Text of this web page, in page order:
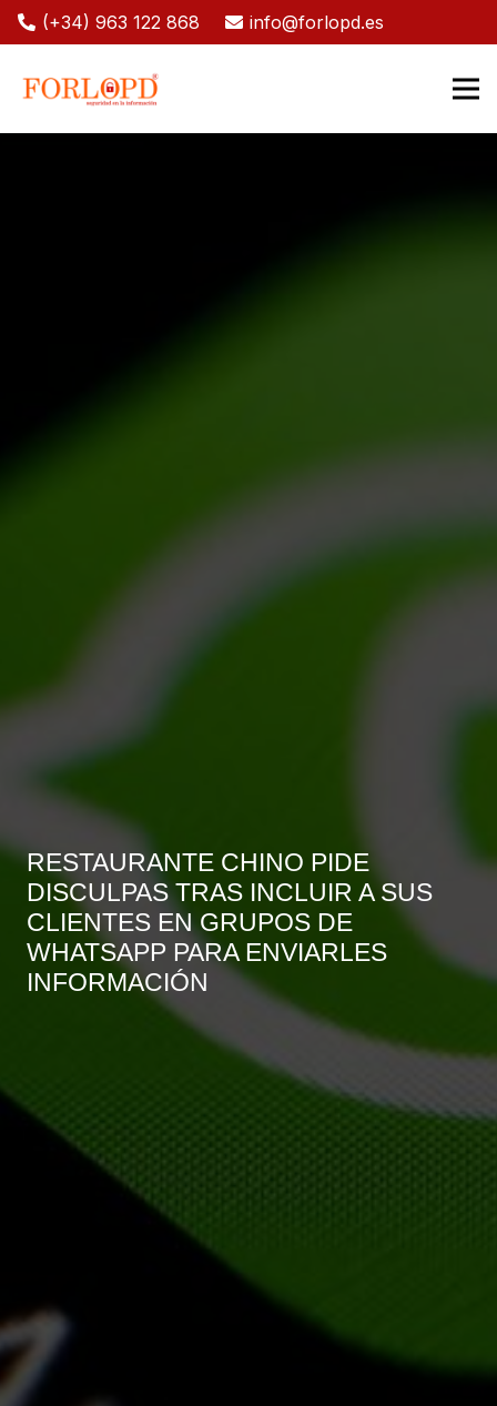
(+34) 963 122 868 info@forlopd.es
RESTAURANTE CHINO PIDE
DISCULPAS TRAS INCLUIR A SUS
CLIENTES EN GRUPOS DE
WHATSAPP PARA ENVIARLES
INFORMACIÓN